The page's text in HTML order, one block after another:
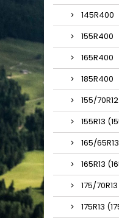
145R400
155R400
165R400
185R400
155/70R12
155R13
165/65R13
165R13
175/70R13
175R13